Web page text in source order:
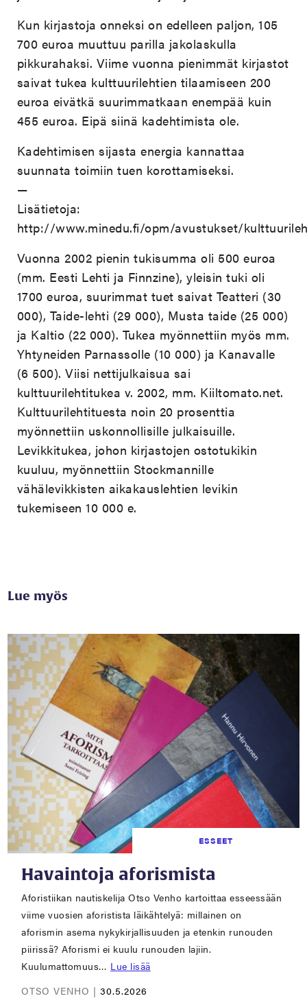
Kun kirjastoja onneksi on edelleen paljon, 105
700 euroa muuttuu parilla jakolaskulla
pikkurahaksi. Viime vuonna pienimmät kirjastot
saivat tukea kulttuurilehtien tilaamiseen 200
euroa eivätkä suurimmatkaan enempää kuin
455 euroa. Eipä siinä kadehtimista ole.
Kadehtimisen sijasta energia kannattaa
suunnata toimiin tuen korottamiseksi.
—
Lisätietoja:
http://www.minedu.fi/opm/avustukset/
Vuonna 2002 pienin tukisumma oli 500 euroa
(mm. Eesti Lehti ja Finnzine), yleisin tuki oli
1700 euroa, suurimmat tuet saivat Teatteri (30
000), Taide-lehti (29 000), Musta taide (25 000)
ja Kaltio (22 000). Tukea myönnettiin myös mm.
Yhtyneiden Parnassolle (10 000) ja Kanavalle
(6 500). Viisi nettijulkaisua sai
kulttuurilehtitukea v. 2002, mm. Kiiltomato.net.
Kulttuurilehtituesta noin 20 prosenttia
myönnettiin uskonnollisille julkaisuille.
Levikkitukea, johon kirjastojen ostotukikin
kuuluu, myönnettiin Stockmannille
vähälevikkisten aikakauslehtien levikin
tukemiseen 10 000 e.
Lue myös
ESSEET
Havaintoja aforismista
Aforistiikan nautiskelija Otso Venho kartoittaa esseessään
viime vuosien aforistista läikähtelyä: millainen on
aforismin asema nykykirjallisuuden ja etenkin runouden
piirissä? Aforismi ei kuulu runouden lajiin.
Kuulumattomuus… Lue lisää
OTSO VENHO |30.5.2026